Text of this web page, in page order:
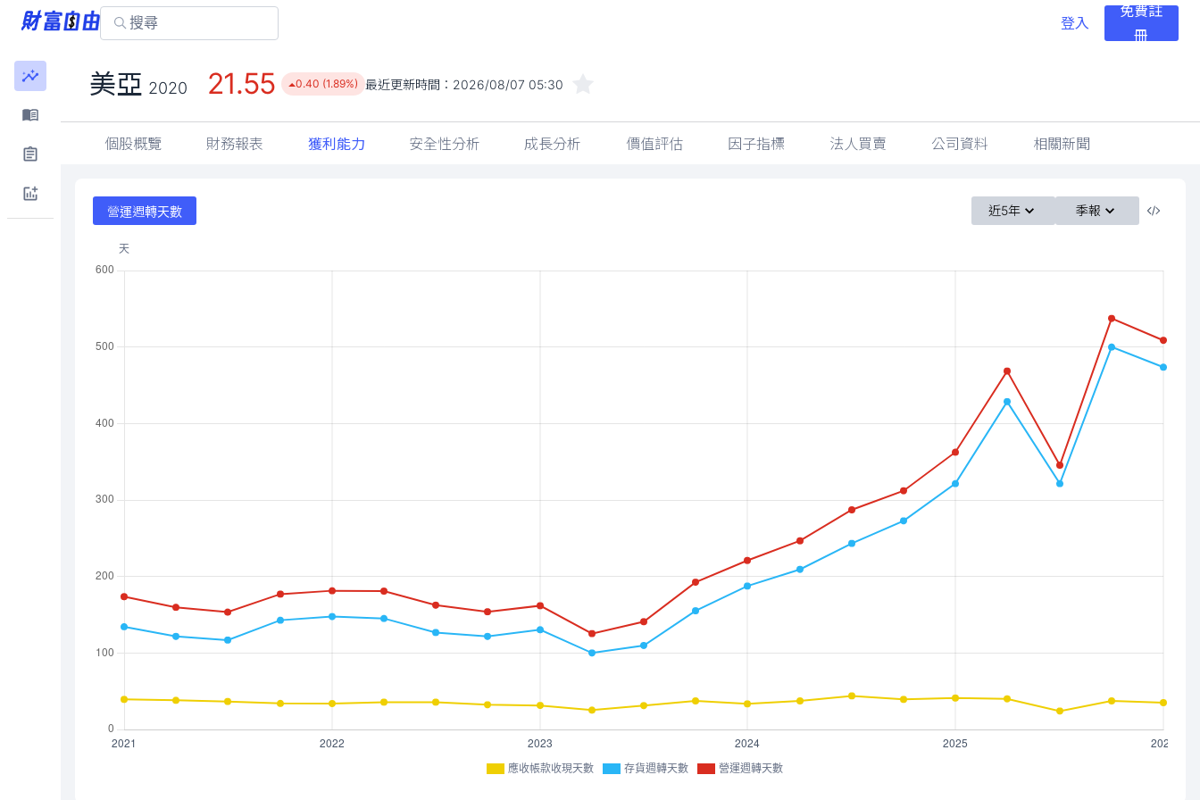
登入
免費註
冊
美亞 2020 21.55 0.40 (1.89%) 最近更新時間： 2026/08/07 05:30
個股概覽 財務報表 獲利能力 安全性分析 成長分析 價值評估 因子指標 法人買賣 公司資料 相關新聞
營運週轉天數 近5年 季報
應收帳款收現天數 存貨週轉天數 營運週轉天數